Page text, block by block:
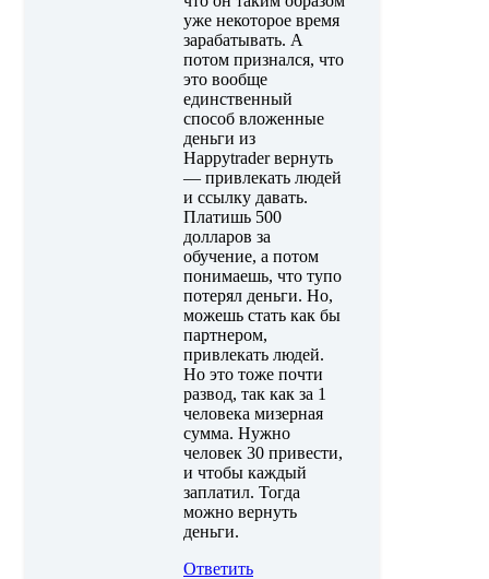
уже некоторое время
зарабатывать. А
потом признался, что
это вообще
единственный
способ вложенные
деньги из
Happytrader вернуть
— привлекать людей
и ссылку давать.
Платишь 500
долларов за
обучение, а потом
понимаешь, что тупо
потерял деньги. Но,
можешь стать как бы
партнером,
привлекать людей.
Но это тоже почти
развод, так как за 1
человека мизерная
сумма. Нужно
человек 30 привести,
и чтобы каждый
заплатил. Тогда
можно вернуть
деньги.
Ответить